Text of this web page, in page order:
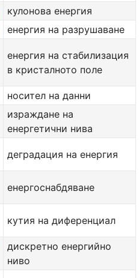
кулонова енергия
енергия на разрушаване
енергия на стабилизация
в кристалното поле
носител на данни
израждане на
енергетични нива
деградация на енергия
енергоснабдяване
кутия на диференциал
дискретно енергийно
ниво